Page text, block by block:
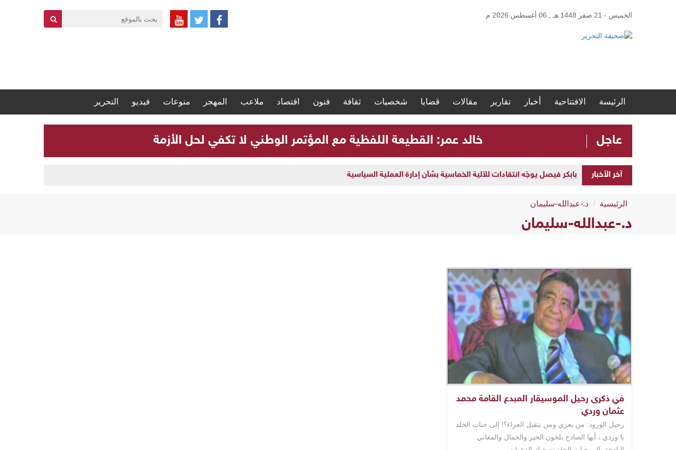
الخميس - 21 صفر 1448 هـ , 06 أغسطس 2026 م
الرئيسة الافتتاحية أخبار تقارير مقالات قضايا شخصيات ثقافة فنون اقتصاد ملاعب المهجر منوعات فيديو التحرير
عاجل ​خالد عمر: القطيعة اللفظية مع المؤتمر الوطني لا تكفي لحل الأزمة
آخر الأخبار بابكر فيصل يوجّه انتقادات للآلية الخماسية بشأن إدارة العملية السياسية
الرئيسية د.-عبدالله-سليمان
د.-عبدالله-سليمان
في ذكرى رحيل الموسيقار المبدع القامة محمد
عثمان وردي
رحيل الورود: من يعزي ومن يتقبل العزاء؟! إلى جنات الخلد
يا وردي ، أيها الصادح بلحون الخير والجمال والمعاني